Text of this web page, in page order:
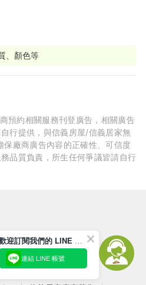
、顏色等
預約相關服務刊登廣告，相關廣告
行提供，與信義房屋/信義居家無
廠商廣告內容的正確性、可信度
品質負責，所生任何爭議皆請自行
電子報 歡迎訂閱我們的 LINE 官方帳號
連結 LINE 帳號